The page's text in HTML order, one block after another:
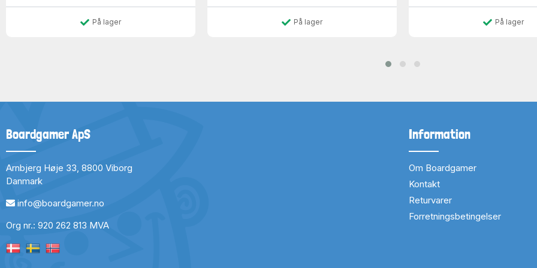
På lager På lager På lager
Boardgamer ApS
Arnbjerg Høje 33, 8800 Viborg
Danmark
info@boardgamer.no
Org nr.: 920 262 813 MVA
Information
Om Boardgamer
Kontakt
Returvarer
Forretningsbetingelser